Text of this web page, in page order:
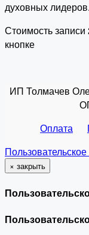
духовных лидеров.
Стоимость
кнопке
ИП Толмачев
Оплата
× закрыть